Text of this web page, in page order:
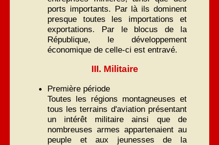
ports importants. Par là ils dominent
presque toutes les importations et
exportations. Par le blocus de la
République, le développement
économique de celle-ci est entravé.
III. Militaire
Première période
Toutes les régions montagneuses et
tous les terrains d'aviation présentant
un intérêt militaire ainsi que de
nombreuses armes appartenaient au
peuple et aux jeunesses de la